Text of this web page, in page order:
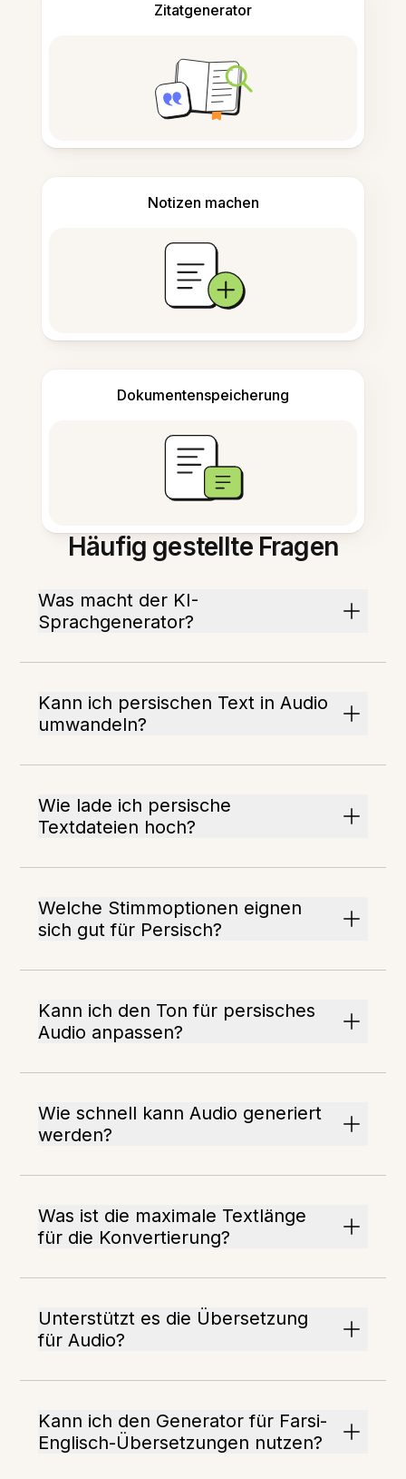
Zitatgenerator
Notizen machen
Dokumentenspeicherung
Häufig gestellte Fragen
Was macht der KI-
Sprachgenerator?
Kann ich persischen Text in Audio
umwandeln?
Wie lade ich persische
Textdateien hoch?
Welche Stimmoptionen eignen
sich gut für Persisch?
Kann ich den Ton für persisches
Audio anpassen?
Wie schnell kann Audio generiert
werden?
Was ist die maximale Textlänge
für die Konvertierung?
Unterstützt es die Übersetzung
für Audio?
Kann ich den Generator für Farsi-
Englisch-Übersetzungen nutzen?